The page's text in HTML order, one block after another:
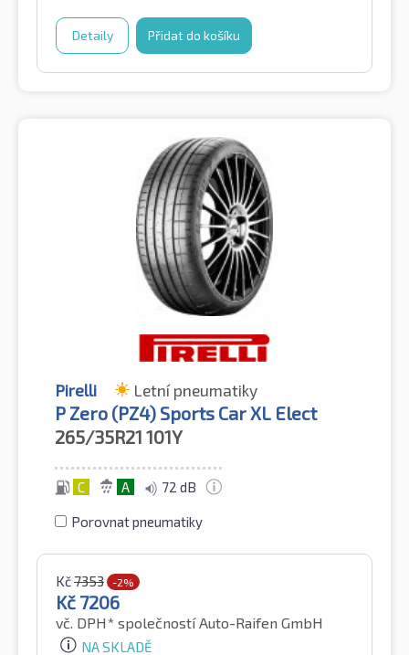
Detaily Přidat do košíku
Pirelli Letní pneumatiky
P Zero (PZ4) Sports Car XL Elect
265/35R21 101Y
C A 72 dB
Porovnat pneumatiky
Kč7353 -2%
Kč 7206
vč. DPH* společností Auto-Raifen GmbH
NA SKLADĚ